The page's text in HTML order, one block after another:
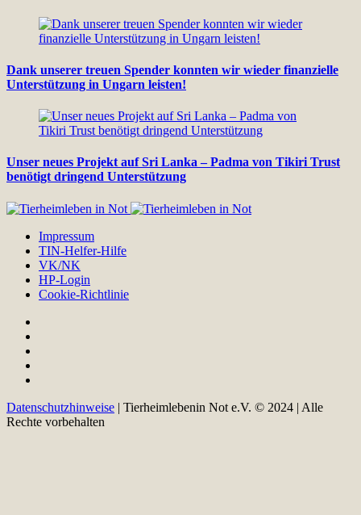
Dank unserer treuen Spender konnten wir wieder finanzielle
Unterstützung in Ungarn leisten!
Unser neues Projekt auf Sri Lanka – Padma von Tikiri Trust
benötigt dringend Unterstützung
Impressum
TIN-Helfer-Hilfe
VK/NK
HP-Login
Cookie-Richtlinie
Datenschutzhinweise | Tierheimlebenin Not e.V. © 2024 | Alle
Rechte vorbehalten